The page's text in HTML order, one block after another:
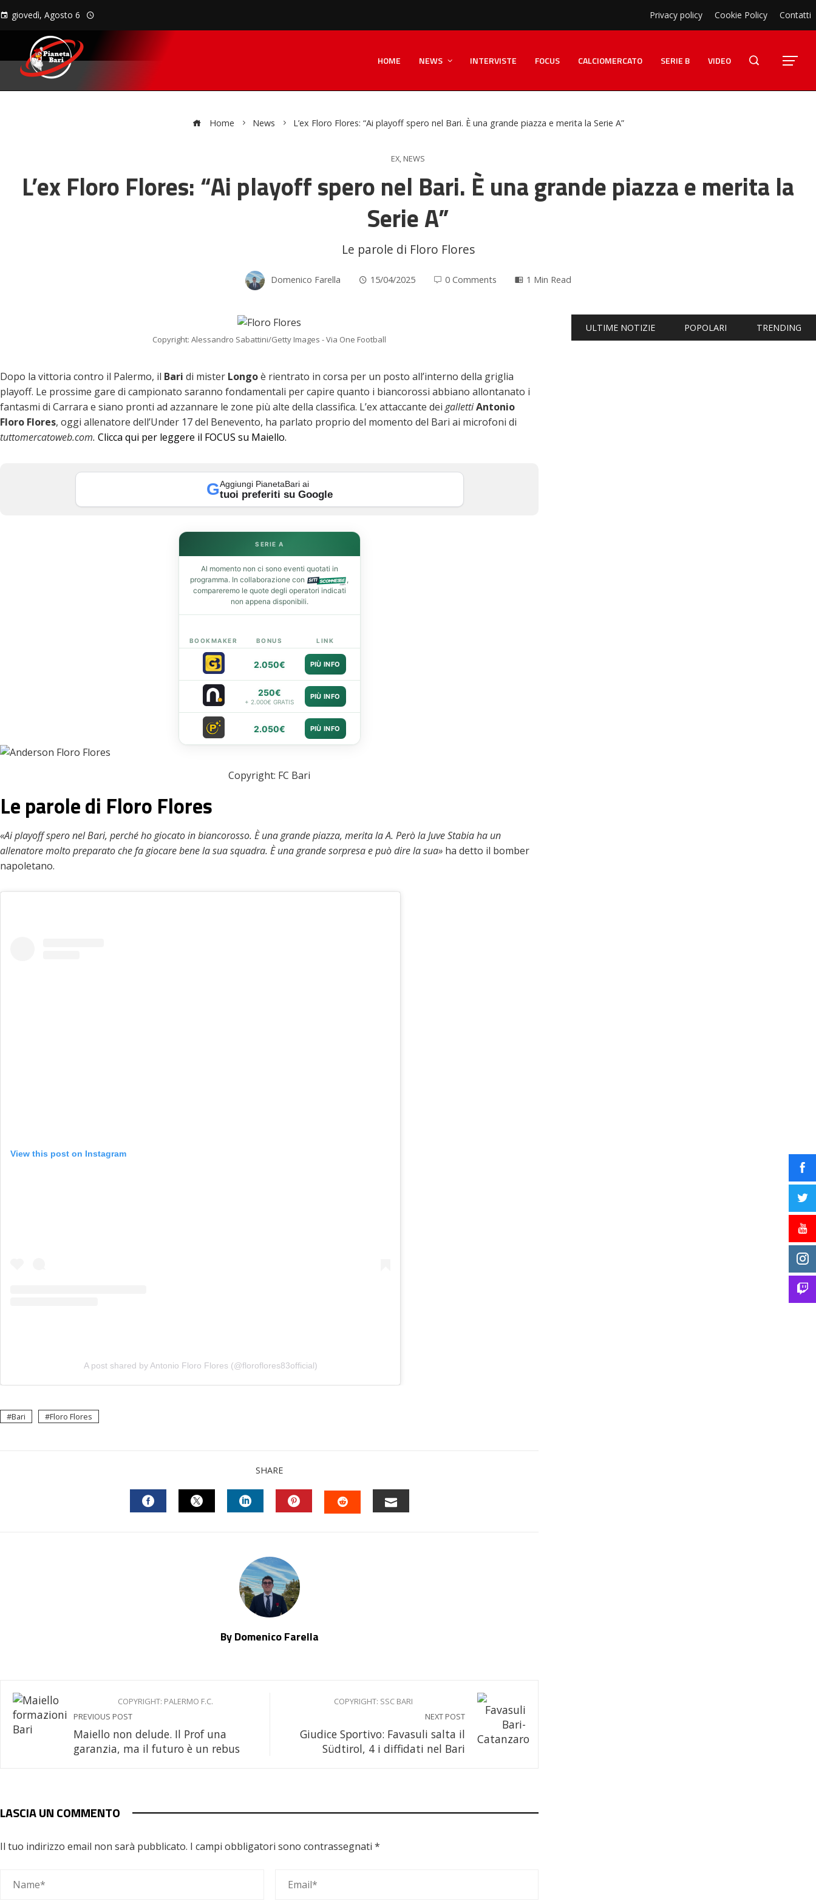
giovedì, Agosto 6 Privacy policy Cookie Policy Contatti
HOME NEWS INTERVISTE FOCUS CALCIOMERCATO SERIE B VIDEO
Home News L’ex Floro Flores: “Ai playoff spero nel Bari. È una grande piazza e merita la Serie A”
EX, NEWS
L’ex Floro Flores: “Ai playoff spero nel Bari. È una grande piazza e merita la
Serie A”
Le parole di Floro Flores
Domenico Farella 15/04/2025 0 Comments 1 Min Read
Copyright: Alessandro Sabattini/Getty Images - Via One Football
Dopo la vittoria contro il Palermo, il Bari di mister Longoè rientrato in corsa per un posto all’interno della griglia
playoff. Le prossime gare di campionato saranno fondamentali per capire quanto i biancorossi abbiano allontanato i
fantasmi di Carrara e siano pronti ad azzannare le zone più alte della classifica. L’ex attaccante dei gallettiAntonio
Floro Flores, oggi allenatore dell’Under 17 del Benevento, ha parlato proprio del momento del Bari ai microfoni di
tuttomercatoweb.com. Clicca qui per leggere il FOCUS su Maiello.
GAggiungi PianetaBari ai
tuoi preferiti su Google
SERIE A
Al momento non ci sono eventi quotati in
programma. In collaborazione con
,
compareremo le quote degli operatori indicati
non appena disponibili.
BOOKMAKER BONUS LINK
2.050€ PIÙ INFO
250€
+ 2.000€ GRATIS
PIÙ INFO
2.050€ PIÙ INFO
Copyright: FC Bari
Le parole di Floro Flores
«Ai playoff spero nel Bari, perché ho giocato in biancorosso. È una grande piazza, merita la A. Però la Juve Stabia ha un
allenatore molto preparato che fa giocare bene la sua squadra. È una grande sorpresa e può dire la sua» ha detto il bomber
napoletano.
View this post on Instagram
A post shared by Antonio Floro Flores (@floroflores83official)
Bari Floro Flores
SHARE
By Domenico Farella
COPYRIGHT: PALERMO F.C.
PREVIOUS POST
Maiello non delude. Il Prof una
garanzia, ma il futuro è un rebus
COPYRIGHT: SSC BARI
NEXT POST
Giudice Sportivo: Favasuli salta il
Südtirol, 4 i diffidati nel Bari
LASCIA UN COMMENTO
Il tuo indirizzo email non sarà pubblicato. I campi obbligatori sono contrassegnati *
ULTIME NOTIZIE POPOLARI TRENDING